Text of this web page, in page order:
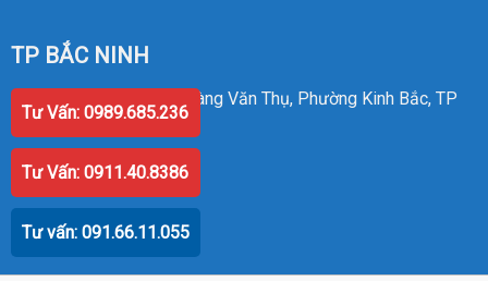
TP BẮC NINH
Địa chỉ
: Số 58 Đường Hoàng Văn Thụ, Phường Kinh Bắc, TP
Bắc Ninh
Hotline:0987.699.236
Tư Vấn: 0989.685.236
Tư Vấn: 0911.40.8386
Tư vấn: 091.66.11.055